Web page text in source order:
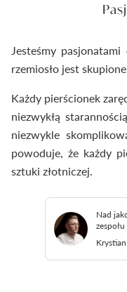
Jesteśmy
rzemiosło jest
Każdy pierścionek
niezwykłą
niezwykle
powoduje, że każdy
sztuki złotniczej.
Nad